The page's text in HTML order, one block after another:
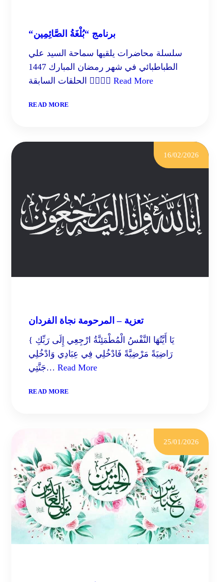
“برنامج “بُلْغَةُ الصَّائِمِين
سلسلة محاضرات يلقيها سماحة السيد علي
الطباطبائي في شهر رمضان المبارك 1447
الحلقات السابقة  Read More
READ MORE
16/02/2026
تعزية – المرحومة نجاة الفردان
{ يَا أَيَّتُهَا النَّفْسُ الْمُطْمَئِنَّةُ ارْجِعِي إِلَى رَبِّكِ
رَاضِيَةً مَرْضِيَّةً فَادْخُلِي فِي عِبَادِي وَادْخُلِي
جَنَّتِي… Read More
READ MORE
الفردان
25/01/2026